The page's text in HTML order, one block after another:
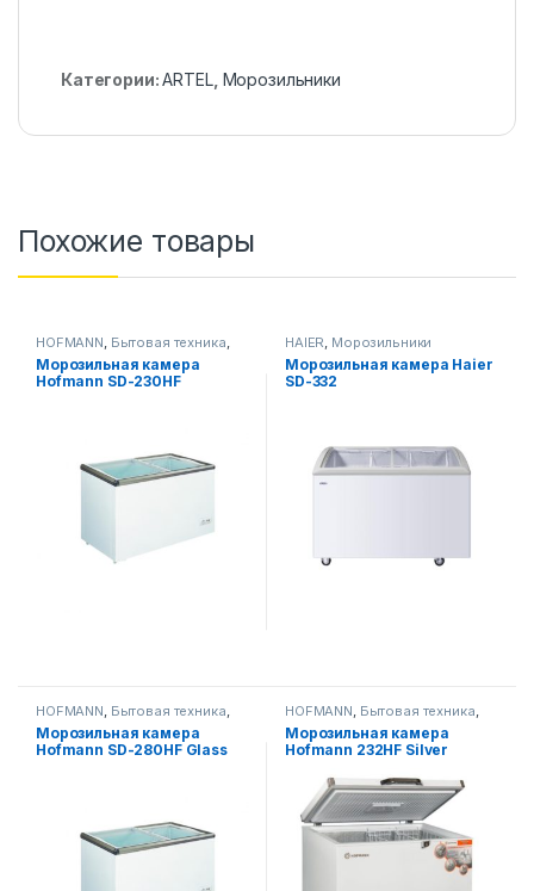
Категории:ARTEL, Морозильники
Похожие товары
HOFMANN, Бытовая техника,
Морозильники
Морозильная камера
Hofmann SD-230HF
HAIER, Морозильники
Морозильная камера Haier
SD-332
HOFMANN, Бытовая техника,
Морозильники
Морозильная камера
Hofmann SD-280HF Glass
HOFMANN, Бытовая техника,
Морозильники
Морозильная камера
Hofmann 232HF Silver